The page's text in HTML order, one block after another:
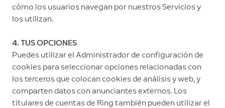
cómo los usuarios navegan por nuestros Servicios y
los utilizan.
4. TUS OPCIONES
Puedes utilizar el Administrador de configuración de
cookies para seleccionar opciones relacionadas con
los terceros que colocan cookies de análisis y web, y
comparten datos con anunciantes externos. Los
titulares de cuentas de Ring también pueden utilizar el